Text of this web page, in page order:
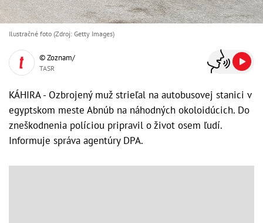
Ilustračné foto (Zdroj: Getty Images)
© Zoznam/
TASR
KÁHIRA - Ozbrojený muž strieľal na autobusovej stanici v
egyptskom meste Abnúb na náhodných okoloidúcich. Do
zneškodnenia políciou pripravil o život osem ľudí.
Informuje správa agentúry DPA.